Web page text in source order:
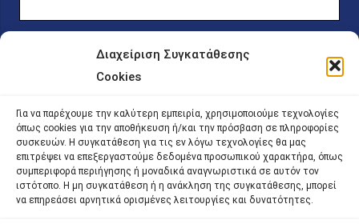
Διαχείριση Συγκατάθεσης
Cookies
Για να παρέχουμε την καλύτερη εμπειρία, χρησιμοποιούμε τεχνολογίες
όπως cookies για την αποθήκευση ή/και την πρόσβαση σε πληροφορίες
συσκευών. Η συγκατάθεση για τις εν λόγω τεχνολογίες θα μας
επιτρέψει να επεξεργαστούμε δεδομένα προσωπικού χαρακτήρα, όπως
συμπεριφορά περιήγησης ή μοναδικά αναγνωριστικά σε αυτόν τον
ιστότοπο. Η μη συγκατάθεση ή η ανάκληση της συγκατάθεσης, μπορεί
να επηρεάσει αρνητικά ορισμένες λειτουργίες και δυνατότητες.
Online Platform for Scholarship Candidates
IKY – Transparency
Sitemap